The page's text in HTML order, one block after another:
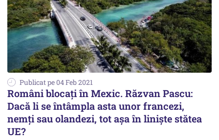
Publicat pe 04 Feb 2021
Români blocați în Mexic. Răzvan Pascu:
Dacă li se întâmpla asta unor francezi,
nemți sau olandezi, tot aşa în linişte stătea
UE?